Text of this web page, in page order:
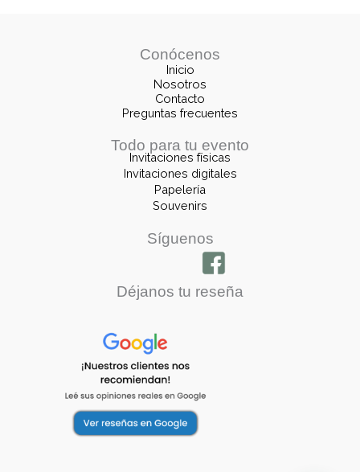
Conócenos
Inicio
Nosotros
Contacto
Preguntas frecuentes
Todo para tu evento
Invitaciones físicas
Invitaciones digitales
Papelería
Souvenirs
Síguenos
Déjanos tu reseña